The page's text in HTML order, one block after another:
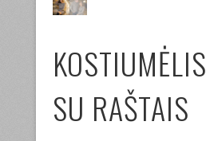
KOSTIUMĖLIS
SU RAŠTAIS